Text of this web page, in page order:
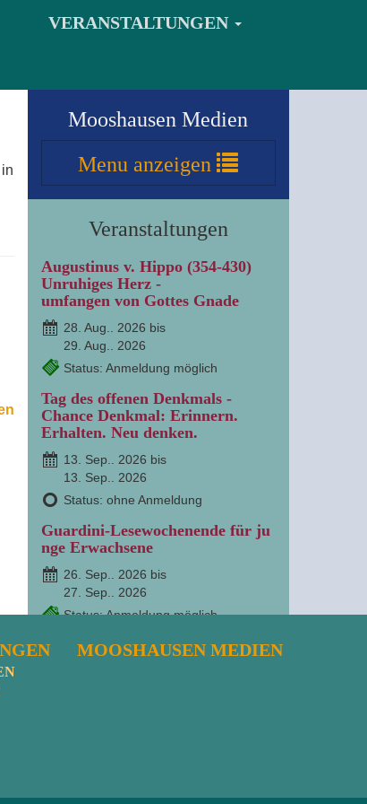
VERANSTALTUNGEN
Mooshausen Medien
Menu anzeigen
Veranstaltungen
Augustinus v. Hippo (354-430)
Unruhiges Herz -
umfangen von Gottes Gnade
28. Aug.. 2026 bis
29. Aug.. 2026
Status: Anmeldung möglich
Tag des offenen Denkmals -
Chance Denkmal: Erinnern.
Erhalten. Neu denken.
13. Sep.. 2026 bis
13. Sep.. 2026
Status: ohne Anmeldung
Guardini-Lesewochenende für ju
nge Erwachsene
26. Sep.. 2026 bis
27. Sep.. 2026
Status: Anmeldung möglich
Autonomie im Alter -
Vortrag und Exkursion
MOOSHAUSEN MEDIEN